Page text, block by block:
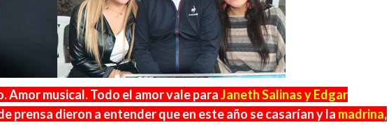
Amor musical. Todo el amor vale paraJaneth Salinas y Edgar
prensa dieron a entender que en este año se casarían y la madrina,